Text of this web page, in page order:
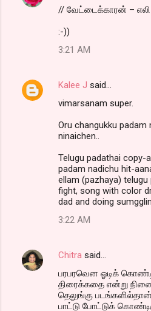
// வேட்டைக்காரன் –
:-))
3:21 AM
Kalee J said…
vimarsanam super.
Oru changukku padam
ninaichen..
Telugu padathai copy-
padam nadichu hit-
ellam (pazhaya)
fight, song with color
dad and doing
3:22 AM
Chitra said…
பரபரவென ஓடிக்
திரைக்கதை என்று
தெலுங்கு
பாட்டு போட்டுக்